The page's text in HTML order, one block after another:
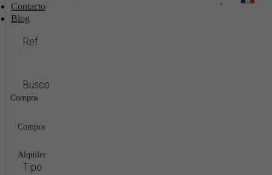
Contacto
Blog
Ref
Busco
Compra
Compra
Alquiler
Tipo